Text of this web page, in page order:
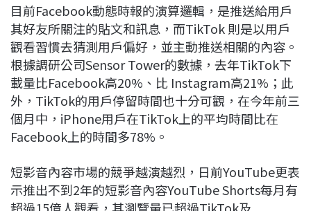
目前Facebook動態時報的演算邏輯，是推送給用戶
其好友所關注的貼文和訊息，而TikTok 則是以用戶
觀看習慣去猜測用戶偏好，並主動推送相關的內容。
根據調研公司Sensor Tower的數據，去年TikTok下
載量比Facebook高20%、比 Instagram高21%；此
外，TikTok的用戶停留時間也十分可觀，在今年前三
個月中，iPhone用戶在TikTok上的平均時間比在
Facebook上的時間多78%。
短影音內容市場的競爭越演越烈，日前YouTube更表
示推出不到2年的短影音內容YouTube Shorts每月有